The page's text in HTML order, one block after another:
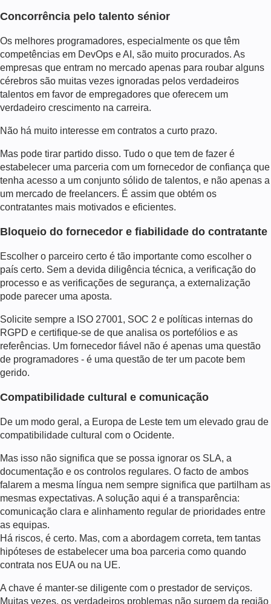
Concorrência pelo talento sénior
Os melhores programadores, especialmente os que têm
competências em DevOps e AI, são muito procurados. As
empresas que entram no mercado apenas para roubar alguns
cérebros são muitas vezes ignoradas pelos verdadeiros
talentos em favor de empregadores que oferecem um
verdadeiro crescimento na carreira.
Não há muito interesse em contratos a curto prazo.
Mas pode tirar partido disso. Tudo o que tem de fazer é
estabelecer uma parceria com um fornecedor de confiança que
tenha acesso a um conjunto sólido de talentos, e não apenas a
um mercado de freelancers. É assim que obtém os
contratantes mais motivados e eficientes.
Bloqueio do fornecedor e fiabilidade do contratante
Escolher o parceiro certo é tão importante como escolher o
país certo. Sem a devida diligência técnica, a verificação do
processo e as verificações de segurança, a externalização
pode parecer uma aposta.
Solicite sempre a ISO 27001, SOC 2 e políticas internas do
RGPD e certifique-se de que analisa os portefólios e as
referências. Um fornecedor fiável não é apenas uma questão
de programadores - é uma questão de ter um pacote bem
gerido.
Compatibilidade cultural e comunicação
De um modo geral, a Europa de Leste tem um elevado grau de
compatibilidade cultural com o Ocidente.
Mas isso não significa que se possa ignorar os SLA, a
documentação e os controlos regulares. O facto de ambos
falarem a mesma língua nem sempre significa que partilham as
mesmas expectativas. A solução aqui é a transparência:
comunicação clara e alinhamento regular de prioridades entre
as equipas.
Há riscos, é certo. Mas, com a abordagem correta, tem tantas
hipóteses de estabelecer uma boa parceria como quando
contrata nos EUA ou na UE.
A chave é manter-se diligente com o prestador de serviços.
Muitas vezes, os verdadeiros problemas não surgem da região